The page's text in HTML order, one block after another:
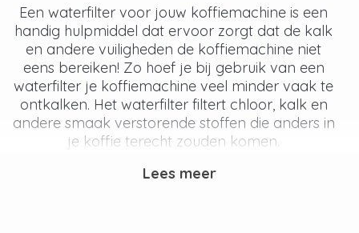
Een waterfilter voor jouw koffiemachine is een
handig hulpmiddel dat ervoor zorgt dat de kalk
en andere vuiligheden de koffiemachine niet
eens bereiken! Zo hoef je bij gebruik van een
waterfilter je koffiemachine veel minder vaak te
ontkalken. Het waterfilter filtert chloor, kalk en
andere smaak verstorende stoffen die anders in
je koffie terecht zouden komen.
Wacht niet te lang met het
Lees meer